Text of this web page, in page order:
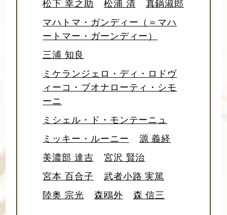
松下 幸之助
松浦 清
真鍋淑郎
マハトマ・ガンディー（＝マハ
ートマー・ガーンディー）
三浦 知良
ミケランジェロ・ディ・ロドヴ
ィーコ・ブオナローティ・シモ
ーニ
ミシェル・ド・モンテーニュ
ミッキー・ルーニー
源 義経
美濃部 達吉
宮沢 賢治
宮本 百合子
武者小路 実篤
陸奥 宗光
森鴎外 森 信三